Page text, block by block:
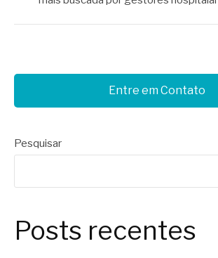
Entre em Contato
Pesquisar
Posts recentes